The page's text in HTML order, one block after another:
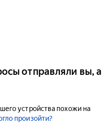
отправляли вы, а
устройства похожи на
произойти?